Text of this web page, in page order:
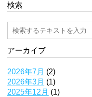
検索
アーカイブ
2026年7月 (2)
2026年3月 (1)
2025年12月 (1)